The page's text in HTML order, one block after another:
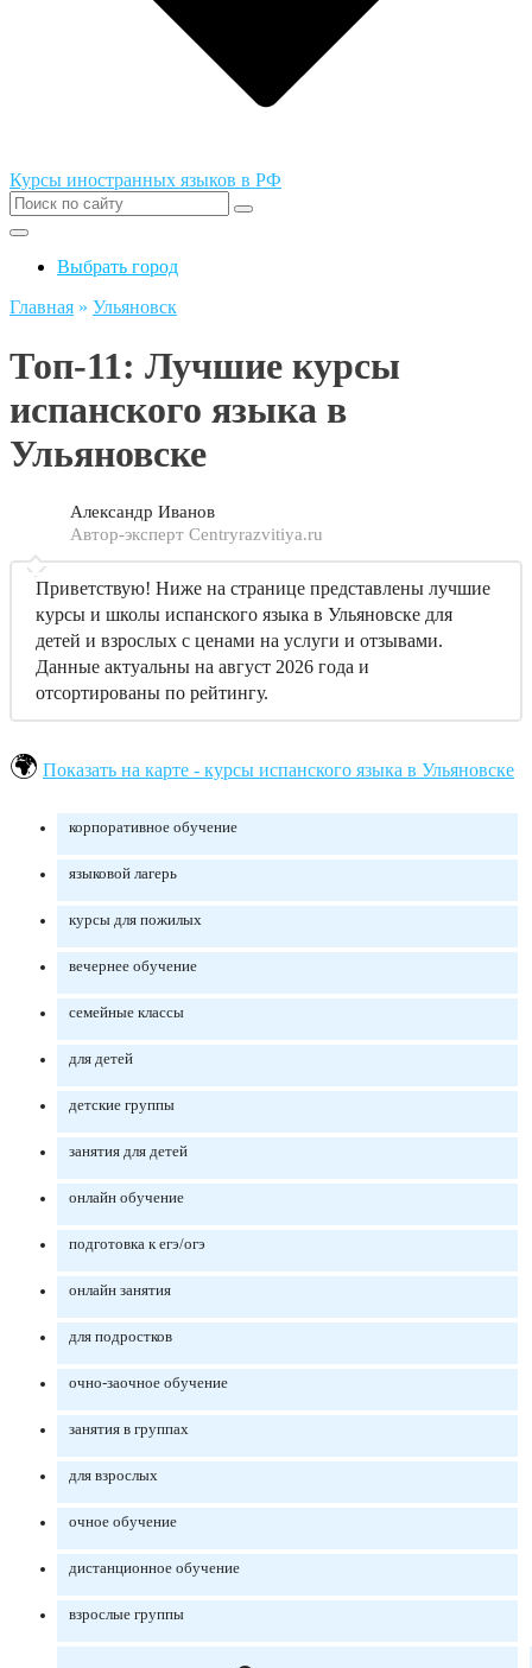
Курсы иностранных языков в РФ
Выбрать город
Главная » Ульяновск
Топ-11: Лучшие курсы
испанского языка в
Ульяновске
Александр Иванов
Автор-эксперт Centryrazvitiya.ru
Приветствую! Ниже на странице представлены лучшие
курсы и школы испанского языка в Ульяновске для
детей и взрослых с ценами на услуги и отзывами.
Данные актуальны на август 2026 года и
отсортированы по рейтингу.
Показать на карте - курсы испанского языка в Ульяновске
корпоративное обучение
языковой лагерь
курсы для пожилых
вечернее обучение
семейные классы
для детей
детские группы
занятия для детей
онлайн обучение
подготовка к егэ/огэ
онлайн занятия
для подростков
очно-заочное обучение
занятия в группах
для взрослых
очное обучение
дистанционное обучение
взрослые группы